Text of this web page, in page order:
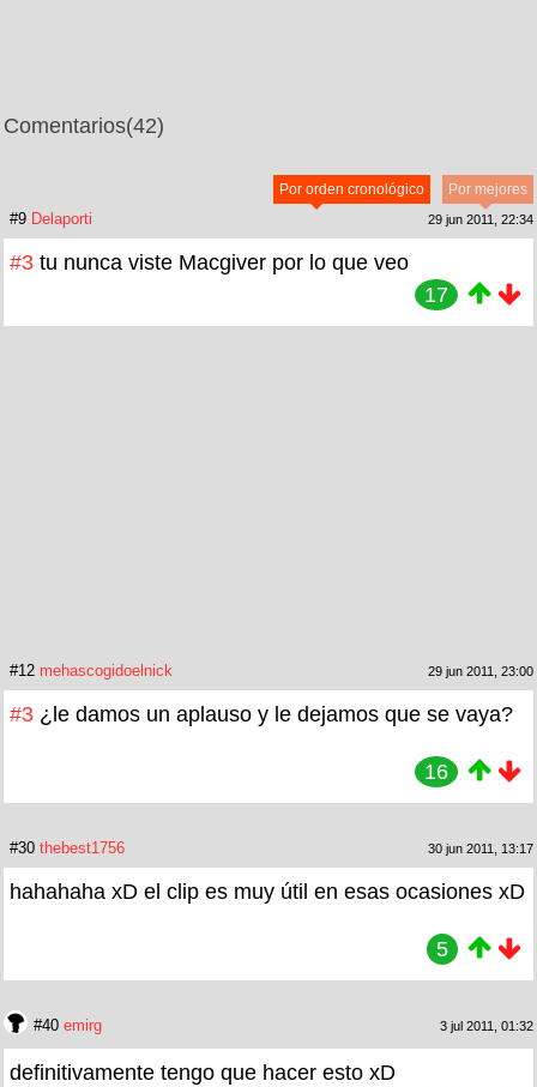
Comentarios(42)
Por mejores
Por orden cronológico
#9 Delaporti 29 jun 2011, 22:34
#3 tu nunca viste Macgiver por lo que veo
17
#12 mehascogidoelnick 29 jun 2011, 23:00
#3 ¿le damos un aplauso y le dejamos que se vaya?
16
#30 thebest1756 30 jun 2011, 13:17
hahahaha xD el clip es muy útil en esas ocasiones xD
5
#40 emirg 3 jul 2011, 01:32
definitivamente tengo que hacer esto xD